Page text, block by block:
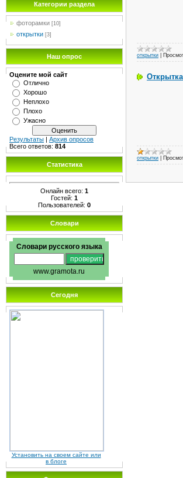
Категории раздела
фоторамки [10]
открытки [3]
Наш опрос
Оцените мой сайт
Отлично
Хорошо
Неплохо
Плохо
Ужасно
Результаты | Архив опросов
Всего ответов: 814
Статистика
Онлайн всего: 1
Гостей: 1
Пользователей: 0
Словари
Словари русского языка
www.gramota.ru
Сегодня
Установить на своем сайте или
в блоге
открытки
открытки